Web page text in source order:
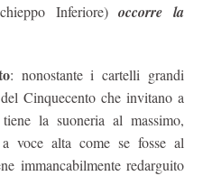
Inferiore)occorre la
: nonostante i cartelli grandi
Cinquecento che invitano a
la suoneria al massimo,
voce alta come se fosse al
immancabilmente redarguito